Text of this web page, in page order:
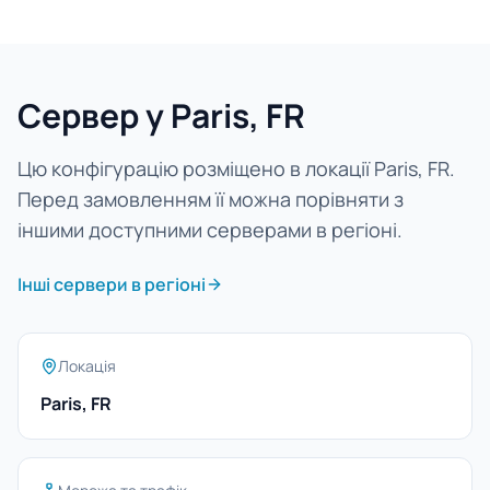
Сервер у Paris, FR
Цю конфігурацію розміщено в локації Paris, FR.
Перед замовленням її можна порівняти з
іншими доступними серверами в регіоні.
Інші сервери в регіоні
Локація
Paris, FR